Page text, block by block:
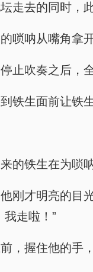
走去的同时，
唢呐从嘴角拿
止吹奏之后，
铁生面前让铁
的铁生在为唢
刚才明亮的目
我走啦！”
，握住他的手